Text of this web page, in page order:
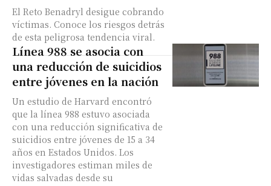
El Reto Benadryl desigue cobrando
víctimas. Conoce los riesgos detrás
de esta peligrosa tendencia viral.
Línea 988 se asocia con
una reducción de suicidios
entre jóvenes en la nación
Un estudio de Harvard encontró
que la línea 988 estuvo asociada
con una reducción significativa de
suicidios entre jóvenes de 15 a 34
años en Estados Unidos. Los
investigadores estiman miles de
vidas salvadas desde su